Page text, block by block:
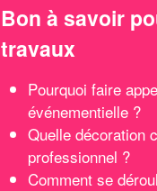
Bon à savoir
travaux
Pourquoi faire
événementielle ?
Quelle décoration
professionnel ?
Comment se